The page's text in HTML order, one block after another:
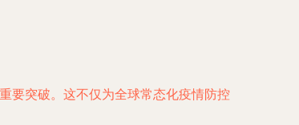
要突破。这不仅为全球常态化疫情防控